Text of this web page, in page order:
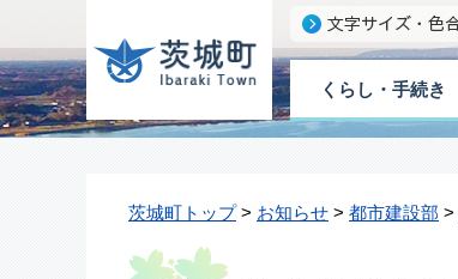
くらし・手続き
茨城町トップ> お知らせ > 都市建設部 >